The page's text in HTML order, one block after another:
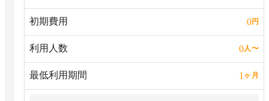
初期費用 0円
利用人数 0人〜
最低利用期間 1 ヶ月